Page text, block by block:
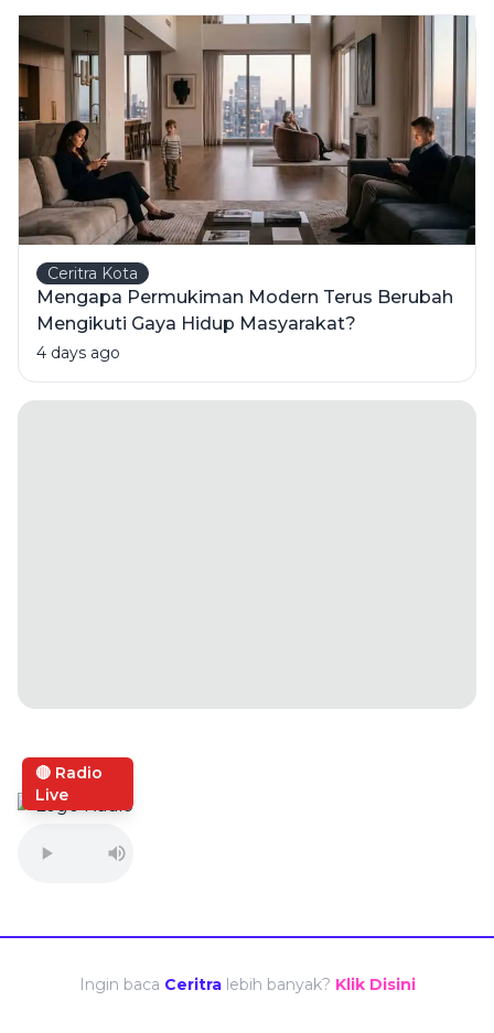
Dibeli
Mahal dan
yang Tak
Perlu Ikut
Gengsi
Ceritra Kota
Mengapa Permukiman Modern Terus Berubah
Mengikuti Gaya Hidup Masyarakat?
4 days ago
🔴 Radio
Live
Ingin baca Ceritra lebih banyak? Klik Disini